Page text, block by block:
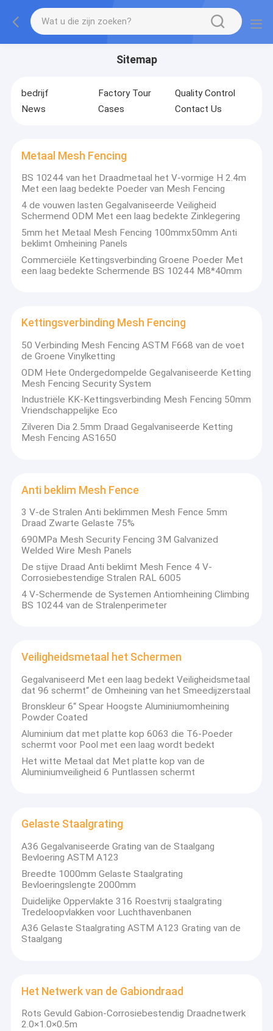
Sitemap
bedrijf Factory Tour
Quality Control
News
Cases Contact Us
Metaal Mesh Fencing
BS 10244 van het Draadmetaal het V-vormige H 2.4m
Met een laag bedekte Poeder van Mesh Fencing
4 de vouwen lasten Gegalvaniseerde Veiligheid
Schermend ODM Met een laag bedekte Zinklegering
5mm het Metaal Mesh Fencing 100mmx50mm Anti
beklimt Omheining Panels
Commerciële Kettingsverbinding Groene Poeder Met
een laag bedekte Schermende BS 10244 M8*40mm
Kettingsverbinding Mesh Fencing
50 Verbinding Mesh Fencing ASTM F668 van de voet
de Groene Vinylketting
ODM Hete Ondergedompelde Gegalvaniseerde Ketting
Mesh Fencing Security System
Industriële KK-Kettingsverbinding Mesh Fencing 50mm
Vriendschappelijke Eco
Zilveren Dia 2.5mm Draad Gegalvaniseerde Ketting
Mesh Fencing AS1650
Anti beklim Mesh Fence
3 V-de Stralen Anti beklimmen Mesh Fence 5mm
Draad Zwarte Gelaste 75%
690MPa Mesh Security Fencing 3M Galvanized
Welded Wire Mesh Panels
De stijve Draad Anti beklimt Mesh Fence 4 V-
Corrosiebestendige Stralen RAL 6005
4 V-Schermende de Systemen Antiomheining Climbing
BS 10244 van de Stralenperimeter
Veiligheidsmetaal het Schermen
Gegalvaniseerd Met een laag bedekt Veiligheidsmetaal
dat 96 schermt“ de Omheining van het Smeedijzerstaal
Bronskleur 6“ Spear Hoogste Aluminiumomheining
Powder Coated
Aluminium dat met platte kop 6063 die T6-Poeder
schermt voor Pool met een laag wordt bedekt
Het witte Metaal dat Met platte kop van de
Aluminiumveiligheid 6 Puntlassen schermt
Gelaste Staalgrating
A36 Gegalvaniseerde Grating van de Staalgang
Bevloering ASTM A123
Breedte 1000mm Gelaste Staalgrating
Bevloeringslengte 2000mm
Duidelijke Oppervlakte 316 Roestvrij staalgrating
Tredeloopvlakken voor Luchthavenbanen
A36 Gelaste Staalgrating ASTM A123 Grating van de
Staalgang
Het Netwerk van de Gabiondraad
Rots Gevuld Gabion-Corrosiebestendig Draadnetwerk
2.0×1.0×0.5m